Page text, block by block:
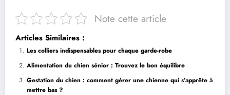
Note cette article
Articles Similaires :
Les colliers indispensables pour chaque garde-robe
Alimentation du chien sénior : Trouvez le bon équilibre
Gestation du chien : comment gérer une chienne qui s’apprête à
mettre bas ?